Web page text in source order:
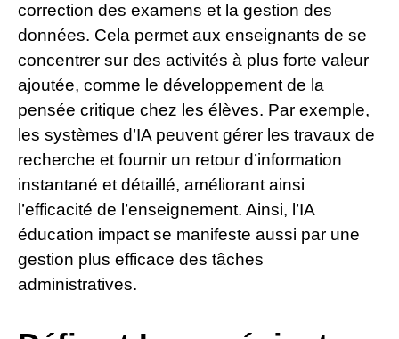
correction des examens et la gestion des
données. Cela permet aux enseignants de se
concentrer sur des activités à plus forte valeur
ajoutée, comme le développement de la
pensée critique chez les élèves. Par exemple,
les systèmes d’IA peuvent gérer les travaux de
recherche et fournir un retour d’information
instantané et détaillé, améliorant ainsi
l’efficacité de l’enseignement. Ainsi, l’IA
éducation impact se manifeste aussi par une
gestion plus efficace des tâches
administratives.